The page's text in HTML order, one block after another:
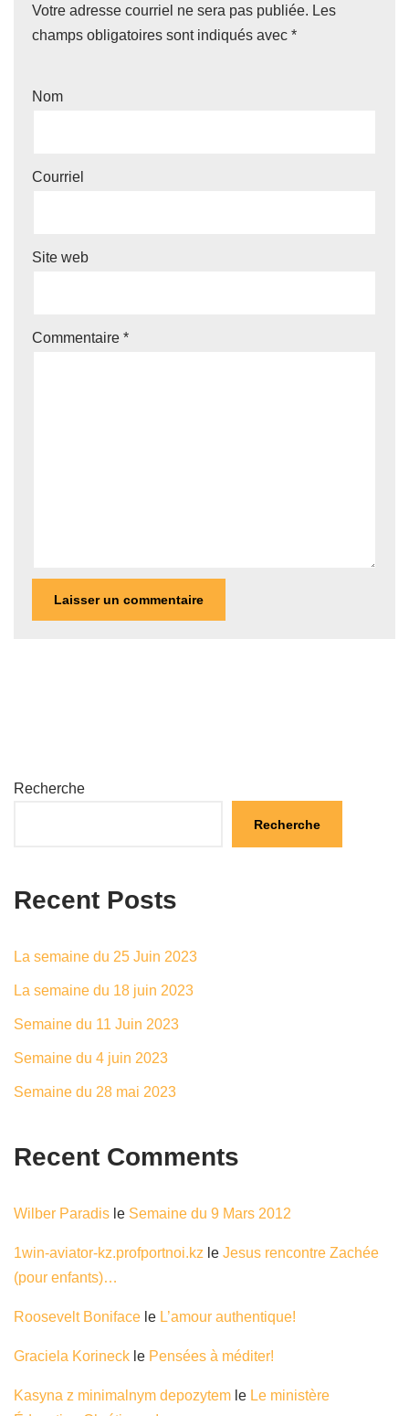
Votre adresse courriel ne sera pas publiée. Les
champs obligatoires sont indiqués avec *
Nom
Courriel
Site web
Commentaire *
Recherche
Recherche
Recent Posts
La semaine du 25 Juin 2023
La semaine du 18 juin 2023
Semaine du 11 Juin 2023
Semaine du 4 juin 2023
Semaine du 28 mai 2023
Recent Comments
Wilber Paradis le Semaine du 9 Mars 2012
1win-aviator-kz.profportnoi.kz le Jesus rencontre Zachée
(pour enfants)…
Roosevelt Boniface le L’amour authentique!
Graciela Korineck le Pensées à méditer!
Kasyna z minimalnym depozytem le Le ministère